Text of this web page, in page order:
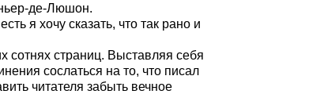
де-Люшон.
я хочу сказать, что так рано и
сотнях страниц. Выставляя себя
сослаться на то, что писал
читателя забыть вечное